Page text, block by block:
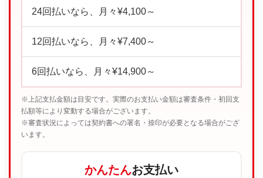
24回払いなら、月々¥4,100～
12回払いなら、月々¥7,400～
6回払いなら、月々¥14,900～
※上記支払金額は目安です。実際のお支払い金額は審査条件・初回支
払額等により変動する場合がございます。
※審査状況によっては契約書への署名・捺印が必要となる場合がござ
います。
かんたんお支払い